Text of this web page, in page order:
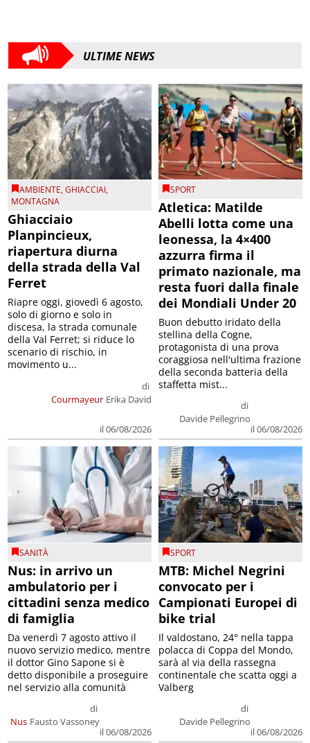
ULTIME NEWS
AMBIENTE,GHIACCIAI,
MONTAGNA
Ghiacciaio
Planpincieux,
riapertura diurna
della strada della Val
Ferret
Courmayeur
di
Erika David
il 06/08/2026
Riapre oggi, giovedì 6 agosto,
solo di giorno e solo in
discesa, la strada comunale
della Val Ferret; si riduce lo
scenario di rischio, in
movimento u...
SPORT
Atletica: Matilde
Abelli lotta come una
leonessa, la 4×400
azzurra firma il
primato nazionale, ma
resta fuori dalla finale
dei Mondiali Under 20
di
Davide Pellegrino
il 06/08/2026
Buon debutto iridato della
stellina della Cogne,
protagonista di una prova
coraggiosa nell'ultima frazione
della seconda batteria della
staffetta mist...
SANITÀ
Nus: in arrivo un
ambulatorio per i
cittadini senza medico
di famiglia
Nus
di
Fausto Vassoney
il 06/08/2026
Da venerdì 7 agosto attivo il
nuovo servizio medico, mentre
il dottor Gino Sapone si è
detto disponibile a proseguire
nel servizio alla comunità
SPORT
MTB: Michel Negrini
convocato per i
Campionati Europei di
bike trial
di
Davide Pellegrino
il 06/08/2026
Il valdostano, 24° nella tappa
polacca di Coppa del Mondo,
sarà al via della rassegna
continentale che scatta oggi a
Valberg